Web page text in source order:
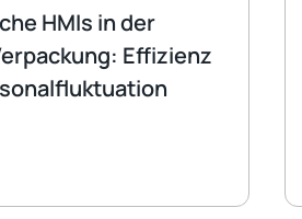
HMIs in der
Effizienz